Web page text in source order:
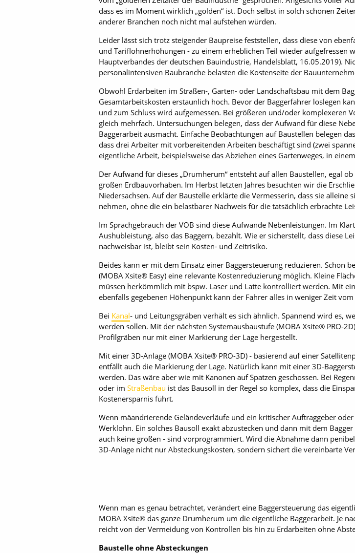
dass es im Moment wirklich „golden“ ist. Doch selbst in solch schönen
anderer Branchen noch nicht mal aufstehen würden.
Leider lässt sich trotz steigender Baupreise feststellen, dass diese von
und Tariflohnerhöhungen - zu einem erheblichen Teil wieder aufgefressen
Hauptverbandes der deutschen Bauindustrie, Handelsblatt, 16.05.2019).
personalintensiven Baubranche belasten die Kostenseite der
Obwohl Erdarbeiten im Straßen-, Garten- oder Landschaftsbau mit dem
Gesamtarbeitskosten erstaunlich hoch. Bevor der Baggerfahrer loslegen
und zum Schluss wird aufgemessen. Bei größeren und/oder komplexeren
gleich mehrfach. Untersuchungen belegen, dass der Aufwand für diese
Baggerarbeit ausmacht. Einfache Beobachtungen auf Baustellen belegen
dass drei Arbeiter mit vorbereitenden Arbeiten beschäftigt sind (zwei
eigentliche Arbeit, beispielsweise das Abziehen eines Gartenweges, in
Der Aufwand für dieses „Drumherum“ entsteht auf allen Baustellen, egal
großen Erdbauvorhaben. Im Herbst letzten Jahres besuchten wir die
Niedersachsen. Auf der Baustelle erklärte die Vermesserin, dass sie
nehmen, ohne die ein belastbarer Nachweis für die tatsächlich erbrachte
Im Sprachgebrauch der VOB sind diese Aufwände Nebenleistungen. Im
Aushubleistung, also das Baggern, bezahlt. Wie er sicherstellt, dass diese
nachweisbar ist, bleibt sein Kosten- und Zeitrisiko.
Beides kann er mit dem Einsatz einer Baggersteuerung reduzieren. Schon
(MOBA Xsite® Easy) eine relevante Kostenreduzierung möglich. Kleine
müssen herkömmlich mit bspw. Laser und Latte kontrolliert werden. Mit
ebenfalls gegebenen Höhenpunkt kann der Fahrer alles in weniger Zeit
Bei Kanal- und Leitungsgräben verhält es sich ähnlich. Spannend wird es,
werden sollen. Mit der nächsten Systemausbaustufe (MOBA Xsite® PRO-
Profilgräben nur mit einer Markierung der Lage hergestellt.
Mit einer 3D-Anlage (MOBA Xsite® PRO-3D) - basierend auf einer
entfällt auch die Markierung der Lage. Natürlich kann mit einer 3D-
werden. Das wäre aber wie mit Kanonen auf Spatzen geschossen. Bei
oder im Straßenbau ist das Bausoll in der Regel so komplex, dass die
Kostenersparnis führt.
Wenn mäandrierende Geländeverläufe und ein kritischer Auftraggeber
Werklohn. Ein solches Bausoll exakt abzustecken und dann mit dem
auch keine großen - sind vorprogrammiert. Wird die Abnahme dann
3D-Anlage nicht nur Absteckungskosten, sondern sichert die vereinbarte
Wenn man es genau betrachtet, verändert eine Baggersteuerung das
MOBA Xsite® das ganze Drumherum um die eigentliche Baggerarbeit. Je
reicht von der Vermeidung von Kontrollen bis hin zu Erdarbeiten ohne
Baustelle ohne Absteckungen